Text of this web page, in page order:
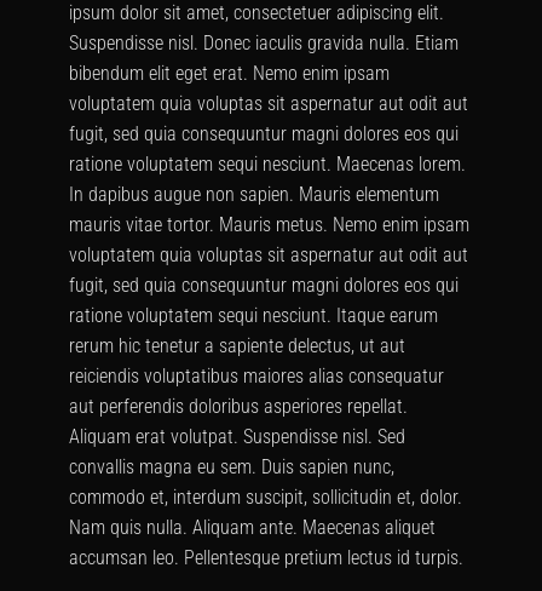
ipsum dolor sit amet, consectetuer adipiscing elit.
Suspendisse nisl. Donec iaculis gravida nulla. Etiam
bibendum elit eget erat. Nemo enim ipsam
voluptatem quia voluptas sit aspernatur aut odit aut
fugit, sed quia consequuntur magni dolores eos qui
ratione voluptatem sequi nesciunt. Maecenas lorem.
In dapibus augue non sapien. Mauris elementum
mauris vitae tortor. Mauris metus. Nemo enim ipsam
voluptatem quia voluptas sit aspernatur aut odit aut
fugit, sed quia consequuntur magni dolores eos qui
ratione voluptatem sequi nesciunt. Itaque earum
rerum hic tenetur a sapiente delectus, ut aut
reiciendis voluptatibus maiores alias consequatur
aut perferendis doloribus asperiores repellat.
Aliquam erat volutpat. Suspendisse nisl. Sed
convallis magna eu sem. Duis sapien nunc,
commodo et, interdum suscipit, sollicitudin et, dolor.
Nam quis nulla. Aliquam ante. Maecenas aliquet
accumsan leo. Pellentesque pretium lectus id turpis.